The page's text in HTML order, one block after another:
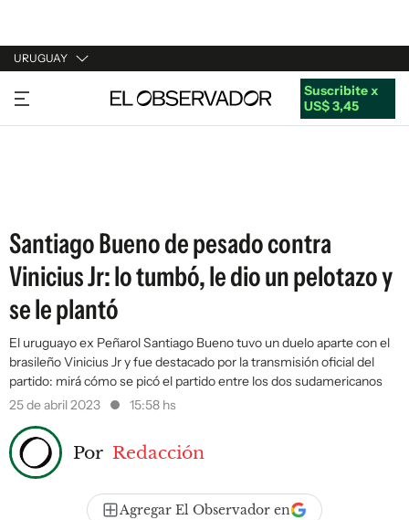
URUGUAY
URUGUAY
ARGENTINA
Suscribite x
US$ 3,45
Santiago Bueno de pesado contra
Vinicius Jr: lo tumbó, le dio un pelotazo y
se le plantó
El uruguayo ex Peñarol Santiago Bueno tuvo un duelo aparte con el
brasileño Vinicius Jr y fue destacado por la transmisión oficial del
partido: mirá cómo se picó el partido entre los dos sudamericanos
25 de abril 2023
15:58 hs
Por Redacción
Agregar El Observador en